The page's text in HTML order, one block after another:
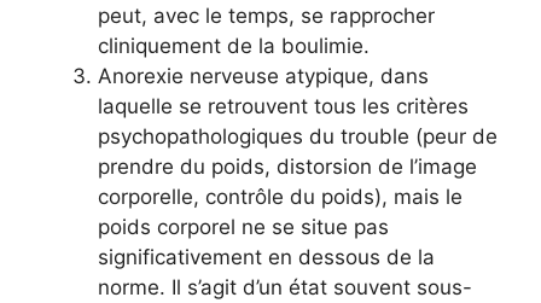
peut, avec le temps, se rapprocher
cliniquement de la boulimie.
Anorexie nerveuse atypique, dans
laquelle se retrouvent tous les critères
psychopathologiques du trouble (peur de
prendre du poids, distorsion de l’image
corporelle, contrôle du poids), mais le
poids corporel ne se situe pas
significativement en dessous de la
norme. Il s’agit d’un état souvent sous-